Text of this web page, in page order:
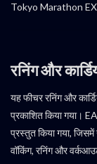
Tokyo Marathon
रनिंग और
यह फीचर रनिंग और
प्रकाशित किया गया।
प्रस्तुत किया गया,
वॉकिंग, रनिंग और